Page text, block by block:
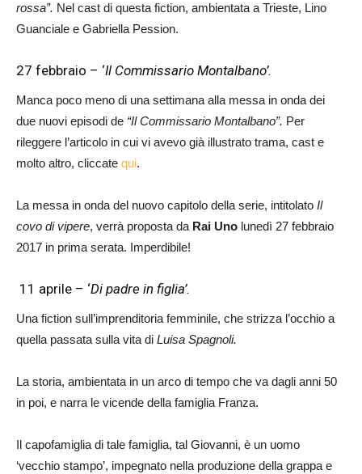
rossa”. Nel cast di questa fiction, ambientata a Trieste, Lino
Guanciale e Gabriella Pession.
27 febbraio – ‘Il Commissario Montalbano’.
Manca poco meno di una settimana alla messa in onda dei
due nuovi episodi de “Il Commissario Montalbano”. Per
rileggere l’articolo in cui vi avevo già illustrato trama, cast e
molto altro, cliccate qui.
La messa in onda del nuovo capitolo della serie, intitolato Il
covo di vipere, verrà proposta da Rai Uno lunedì 27 febbraio
2017 in prima serata. Imperdibile!
11 aprile – ‘Di padre in figlia’.
Una fiction sull’imprenditoria femminile, che strizza l’occhio a
quella passata sulla vita di Luisa Spagnoli.
La storia, ambientata in un arco di tempo che va dagli anni 50
in poi, e narra le vicende della famiglia Franza.
Il capofamiglia di tale famiglia, tal Giovanni, è un uomo
‘vecchio stampo’, impegnato nella produzione della grappa e